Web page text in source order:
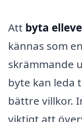
Att byta
kännas som
skrämmande
byte kan leda
bättre villkor.
viktigt att